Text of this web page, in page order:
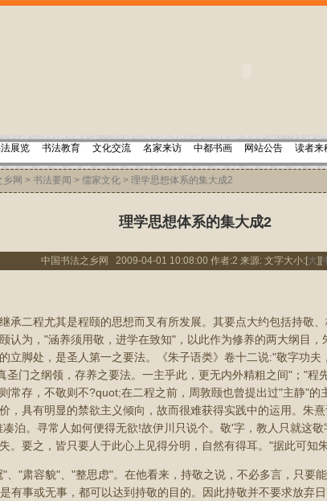
展览 书法教育 文化交流 名家来访 中都书画 网站公告 读者来
乡网 > 书法要闻 > 儒家文化 > 理学思想体系的集大成2
理学思想体系的集大成2
中国书法之乡网 2009-04-01 10:08:00 作者:2 来源: 文字大小:[大][
承二程尤其是程颐的思想而叉有所发展。其要点大约包括持敬
认为，"涵养须用敬，进学在致知"，以此作为修养的两大纲目
立脚处，是圣人第一之要法。《朱子语类》卷十二说:"敬字功
圣门之纲领，存养之要法。一主乎此，更无内外精粗之间"；"程
常存，不敬则不?quot;在二程之前，周敦颐也曾提出过"主静"的
，具有明显的禁欲主义倾向，故而很难获得实践中的运用。朱
泊。寻常人如何便得无欲!故伊川只说个。敬'字，教人只就这
。要之，皆只要人于此心上见得分明，自然有得耳。"据此可知
、"肃容貌"、"整思虑"。在他看来，持敬之说，不必多言，只要
有事或无事，都可以达到持敬的目的。因此持敬并不要求放弃